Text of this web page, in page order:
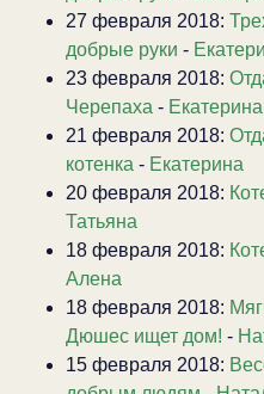
27 февраля 2018:
добрые руки -
23 февраля 2018:
Черепаха - Екатерина
21 февраля 2018:
котенка - Екатерина
20 февраля 2018:
Татьяна
18 февраля 2018:
Алена
18 февраля 2018:
Дюшес ищет дом! -
15 февраля 2018: